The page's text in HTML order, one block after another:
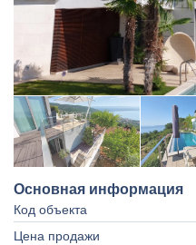
Основная информация
Код объекта
Цена продажи